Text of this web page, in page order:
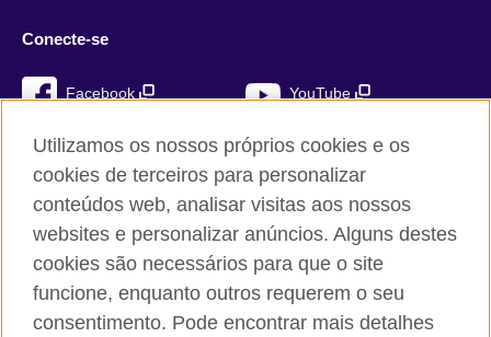
Conecte-se
Facebook YouTube
Instagram TikTok
British Council global
Privacidade e termos de utilização
Utilizamos os nossos próprios cookies e os
cookies de terceiros para personalizar
conteúdos web, analisar visitas aos nossos
websites e personalizar anúncios. Alguns destes
cookies são necessários para que o site
funcione, enquanto outros requerem o seu
consentimento. Pode encontrar mais detalhes